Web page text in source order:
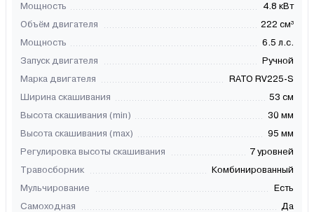
Мощность
4.8 кВт
Объём двигателя
222 см³
Мощность
6.5 л.с.
Запуск двигателя
Ручной
Марка двигателя
RATO RV225-S
Ширина скашивания
53 см
Высота скашивания (min)
30 мм
Высота скашивания (max)
95 мм
Регулировка высоты скашивания
7 уровней
Травосборник
Комбинированный
Мульчирование
Есть
Самоходная
Да